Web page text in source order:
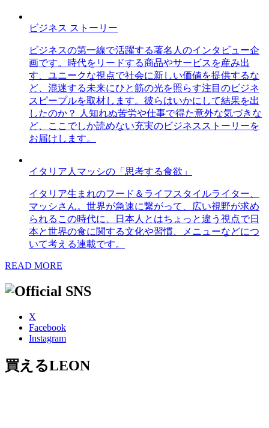
ビジネス ストーリー
ビジネスの第一線で活躍する著名人のインタビュー企
画です。時代をリードする商品やサービスを産み出
す、ユニークな視点で社会に新しい価値を提供するな
ど、混迷する未来にひと筋の光を照らす注目のビジネ
スピープルを取材します。彼らはいかにして結果を出
したのか？ 人知れぬ苦労や仕事で得た意外な気づきな
ど、ここでしか読めない充実のビジネスストーリーを
お届けします。
イタリア人マッシの「思考する食欲」
イタリア生まれのフード＆ライフスタイルライター、
マッシさん。世界が急速に繋がって、広い視野が求め
られるこの時代に、日本人とはちょっと違う視点で日
本と世界の食に関する文化や習慣、メニューなどにつ
いて考える連載です。
READ MORE
X
Facebook
Instagram
買えるLEON